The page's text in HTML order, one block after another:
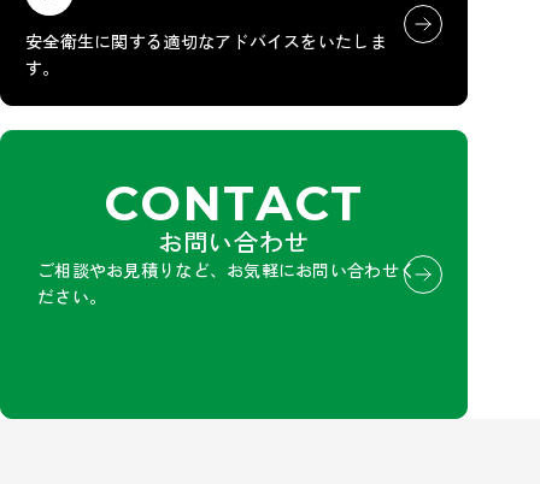
安全衛生に関する適切なアドバイスをいたしま
す。
CONTACT
お問い合わせ
ご相談やお見積りなど、お気軽にお問い合わせく
ださい。